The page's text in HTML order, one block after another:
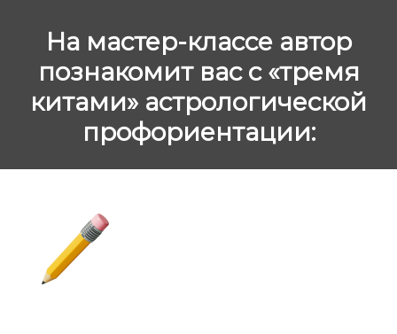
На мастер-классе автор
познакомит вас с «тремя
китами» астрологической
профориентации: